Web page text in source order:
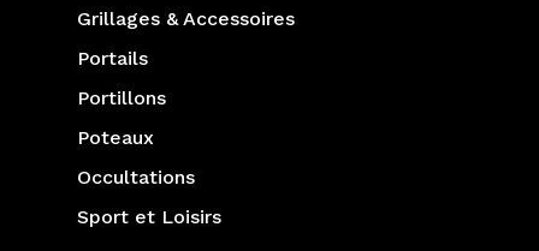
Grillages & Accessoires
Portails
Portillons
Poteaux
Occultations
Sport et Loisirs